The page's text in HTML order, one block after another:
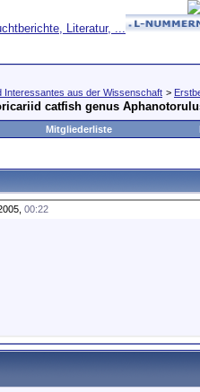
Interessantes aus der Wissenschaft >
catfish genus
Mitgliederliste
00:22